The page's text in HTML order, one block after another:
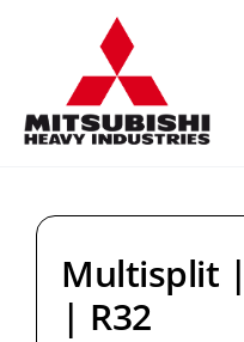
Multisplit
| R32